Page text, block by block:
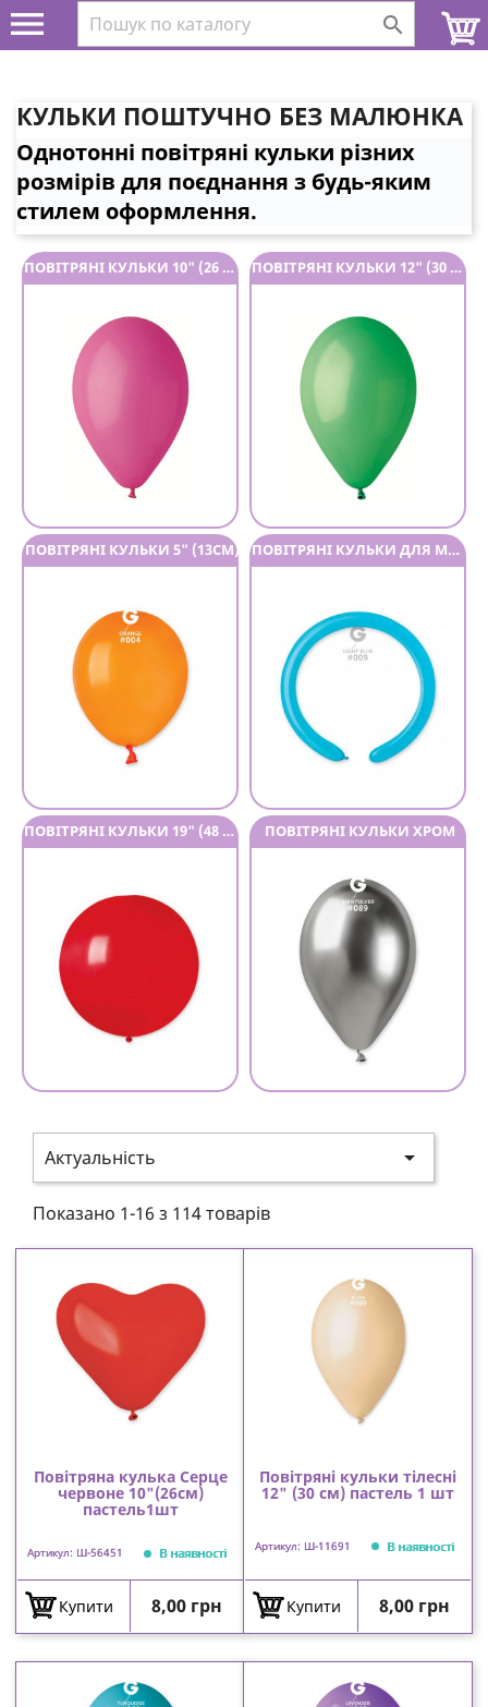
 
КУЛЬКИ ПОШТУЧНО БЕЗ МАЛЮНКА
Однотонні повітряні кульки різних
розмірів для поєднання з будь-яким
стилем оформлення.
ПОВІТРЯНІ КУЛЬКИ 10" (26 СМ) ПОВІТРЯНІ КУЛЬКИ 12" (30 СМ)
ПОВІТРЯНІ КУЛЬКИ 5" (13СМ) ПОВІТРЯНІ КУЛЬКИ ДЛЯ МОДЕЛЮВАННЯ
ПОВІТРЯНІ КУЛЬКИ 19" (48 СМ) ПОВІТРЯНІ КУЛЬКИ ХРОМ
Актуальність 
Показано 1-16 з 114 товарів
Повітряна кулька Серце
червоне 10"(26см)
пастель1шт
Артикул: Ш-56451 В наявності
Купити Ціна
8,00 грн
Повітряні кульки тілесні
12" (30 см) пастель 1 шт
Артикул: Ш-11691 В наявності
Купити Ціна
8,00 грн